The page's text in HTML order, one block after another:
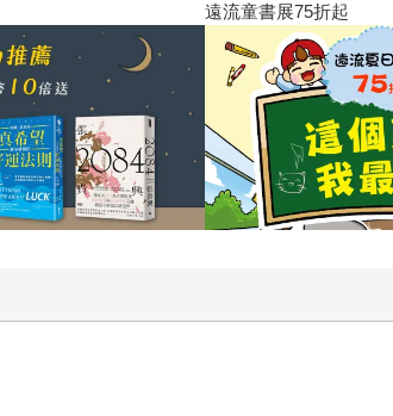
2026年8月金石堂強力推薦